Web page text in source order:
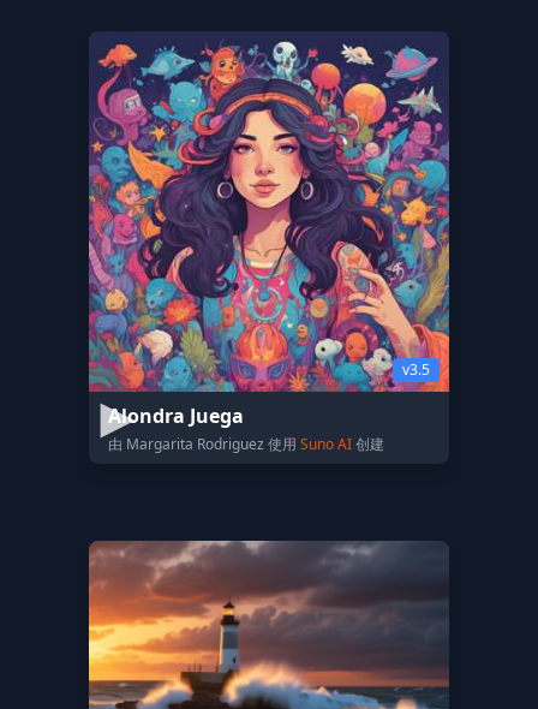
v3.5
Alondra Juega
由 Margarita Rodriguez 使用 Suno AI创建